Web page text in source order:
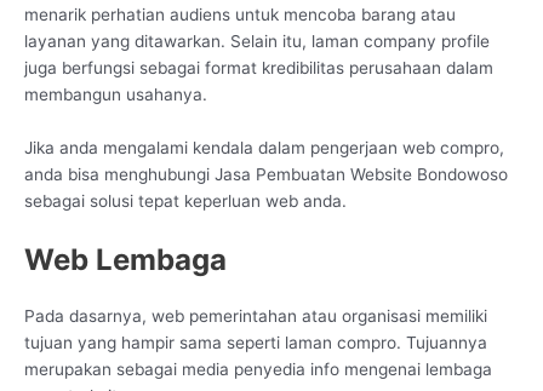
menarik perhatian audiens untuk mencoba barang atau
layanan yang ditawarkan. Selain itu, laman company profile
juga berfungsi sebagai format kredibilitas perusahaan dalam
membangun usahanya.
Jika anda mengalami kendala dalam pengerjaan web compro,
anda bisa menghubungi Jasa Pembuatan Website Bondowoso
sebagai solusi tepat keperluan web anda.
Web Lembaga
Pada dasarnya, web pemerintahan atau organisasi memiliki
tujuan yang hampir sama seperti laman compro. Tujuannya
merupakan sebagai media penyedia info mengenai lembaga